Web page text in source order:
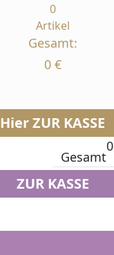
0
Artikel
Gesamt:
0 €
Hier ZUR KASSE
Gesamt
0
ZUR KASSE